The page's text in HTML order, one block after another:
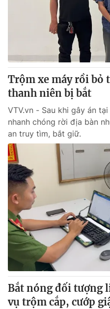
Cơ quan chủ quản:
Đài
Cơ quan báo chí:
Thời báo VTV
Giấy phép hoạt động báo in
cấp ngày 29/12/2023
Tổng Biên tập:Vũ Thanh Thủy
Phó Tổng Biên tập:Nguyễn Thị
Nguyễn Trọng Ninh
024.38 355
Ðiện thoại Thời báo VTV:
Email:toasoan@vtv.vn
Liên hệ quảng cáo:024-
® Cấm sao chép dưới mọi hình
thuận bằng văn bản. Ghi rõ
thông tin từ website này.
Trộm xe máy rồi
thanh niên bị bắt
VTV.vn - Sau khi gây án
nhanh chóng rời địa bàn
an truy tìm, bắt giữ.
Bắt nóng đối tượng
vụ trộm cắp, cướp